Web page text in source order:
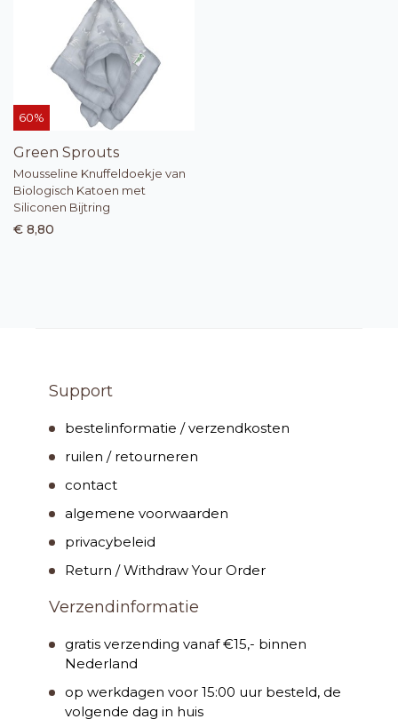
60%
Green Sprouts
Mousseline Knuffeldoekje van
Biologisch Katoen met
Siliconen Bijtring
€ 8,80
Support
bestelinformatie / verzendkosten
ruilen / retourneren
contact
algemene voorwaarden
privacybeleid
Return / Withdraw Your Order
Verzendinformatie
gratis verzending vanaf €15,- binnen
Nederland
op werkdagen voor 15:00 uur besteld, de
volgende dag in huis